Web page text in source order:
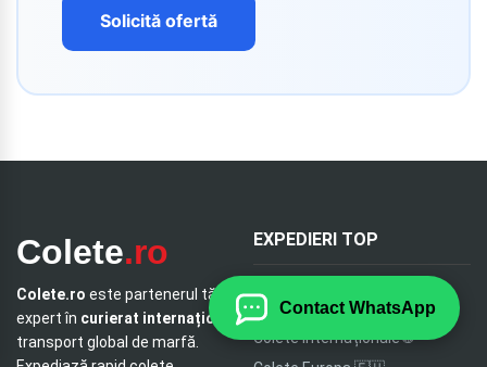
Solicită ofertă
Colete.ro
Colete.ro este partenerul tău
expert în curierat internaționalși
transport global de marfă.
EXPEDIERI TOP
Colete SUA 🇺🇸
Colete internaționale 🌐
Contact WhatsApp